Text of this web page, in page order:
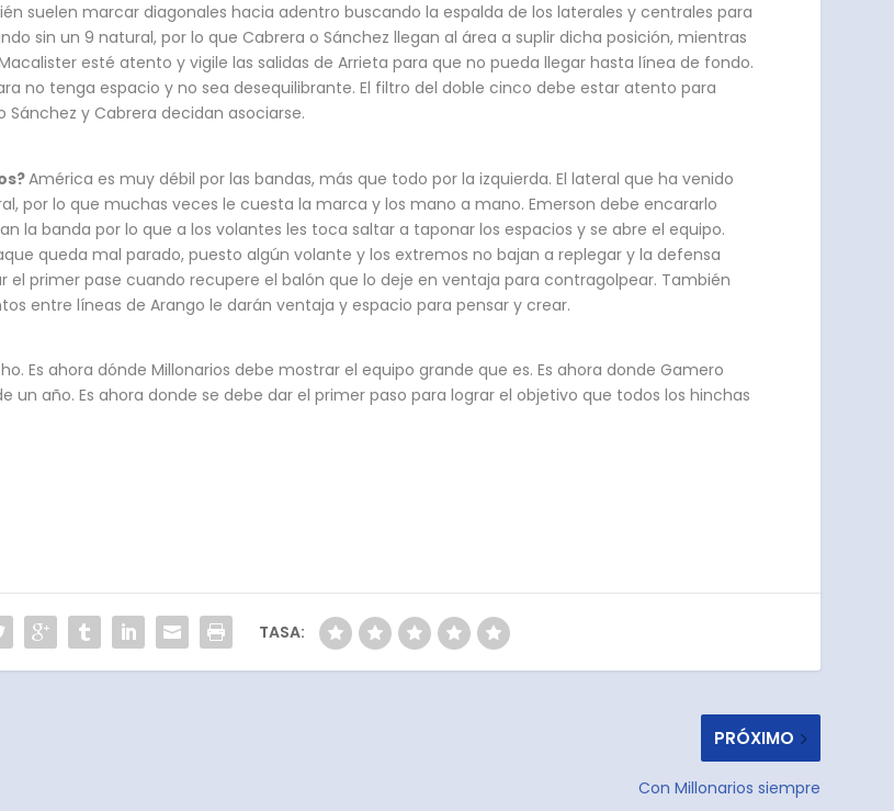
suelen marcar diagonales hacia adentro buscando la espalda de los laterales y centrales para
sin un 9 natural, por lo que Cabrera o Sánchez llegan al área a suplir dicha posición, mientras
esté atento y vigile las salidas de Arrieta para que no pueda llegar hasta línea de fondo.
no tenga espacio y no sea desequilibrante. El filtro del doble cinco debe estar atento para
y Cabrera decidan asociarse.
América es muy débil por las bandas, más que todo por la izquierda. El lateral que ha venido
por lo que muchas veces le cuesta la marca y los mano a mano. Emerson debe encararlo
la banda por lo que a los volantes les toca saltar a taponar los espacios y se abre el equipo.
queda mal parado, puesto algún volante y los extremos no bajan a replegar y la defensa
primer pase cuando recupere el balón que lo deje en ventaja para contragolpear. También
entre líneas de Arango le darán ventaja y espacio para pensar y crear.
Es ahora dónde Millonarios debe mostrar el equipo grande que es. Es ahora donde Gamero
año. Es ahora donde se debe dar el primer paso para lograr el objetivo que todos los hinchas
TASA:
PRÓXIMO
Con Millonarios siempre